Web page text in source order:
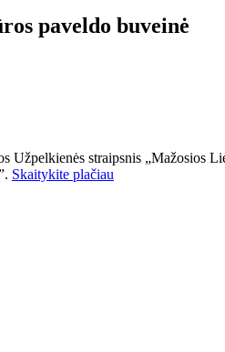
paveldo buveinė
Užpelkienės straipsnis „Mažosios
Skaitykite plačiau